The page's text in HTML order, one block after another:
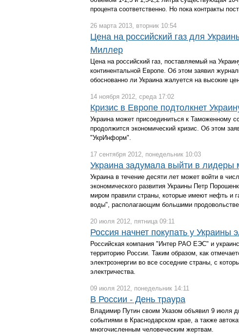
процента соответственно. Но пока контракты
26 марта 2013, вторник 10:54
Цена на российский газ для
Миллер
Цена на российский газ, поставляемый на
континентальной Европе. Об этом заявил
обоснованно ли Украина жалуется на высокие
14 ноября 2012, среда 17:02
Кризис в Европе подтолкнет
Украина может присоединиться к Таможенному
продолжится экономический кризис. Об этом
"УкрИнформ".
17 сентября 2012, понедельник 10:03
Украина задумала выйти в лидеры
Украина в течение десяти лет может войти в
экономического развития Украины Петр
миром правили страны, которые имеют нефть и
воды", располагающим большими
20 июля 2012, пятница 09:11
Россия начнет покупать у Украины
Российская компания "Интер РАО ЕЭС" и
территорию России. Таким образом, как
электроэнергии во все соседние страны, с
электричества.
09 июля 2012, понедельник 14:11
В России - День траура
Владимир Путин своим Указом объявил 9 июля
событиями в Краснодарском крае, а также
многочисленным человеческим жертвам.